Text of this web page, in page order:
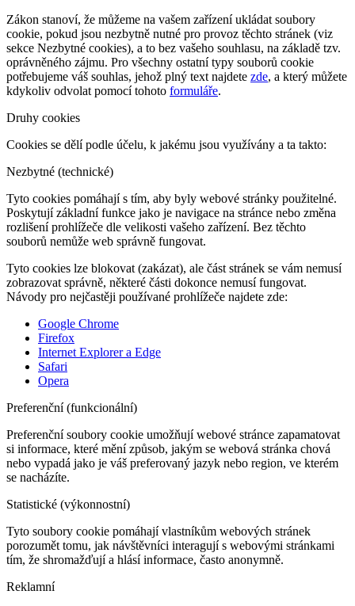
Zákon stanoví, že můžeme na vašem zařízení ukládat soubory
cookie, pokud jsou nezbytně nutné pro provoz těchto stránek (viz
sekce Nezbytné cookies), a to bez vašeho souhlasu, na základě tzv.
oprávněného zájmu. Pro všechny ostatní typy souborů cookie
potřebujeme váš souhlas, jehož plný text najdete zde, a který můžete
kdykoliv odvolat pomocí tohoto formuláře.
Druhy cookies
Cookies se dělí podle účelu, k jakému jsou využívány a ta takto:
Nezbytné (technické)
Tyto cookies pomáhají s tím, aby byly webové stránky použitelné.
Poskytují základní funkce jako je navigace na stránce nebo změna
rozlišení prohlížeče dle velikosti vašeho zařízení. Bez těchto
souborů nemůže web správně fungovat.
Tyto cookies lze blokovat (zakázat), ale část stránek se vám nemusí
zobrazovat správně, některé části dokonce nemusí fungovat.
Návody pro nejčastěji používané prohlížeče najdete zde:
Google Chrome
Firefox
Internet Explorer a Edge
Safari
Opera
Preferenční (funkcionální)
Preferenční soubory cookie umožňují webové stránce zapamatovat
si informace, které mění způsob, jakým se webová stránka chová
nebo vypadá jako je váš preferovaný jazyk nebo region, ve kterém
se nacházíte.
Statistické (výkonnostní)
Tyto soubory cookie pomáhají vlastníkům webových stránek
porozumět tomu, jak návštěvníci interagují s webovými stránkami
tím, že shromažďují a hlásí informace, často anonymně.
Reklamní